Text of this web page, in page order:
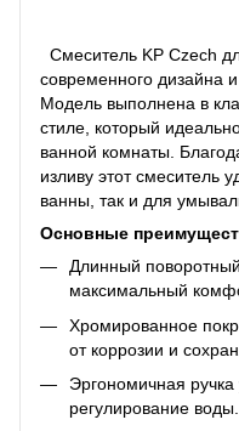
Смеситель KP Czech
современного дизайна
Модель выполнена в
стиле, который
ванной комнаты.
изливу этот смеситель
ванны, так и для
Основные
Длинный
максимальный
Хромированное
от коррозии и
Эргономичная
регулирование воды.